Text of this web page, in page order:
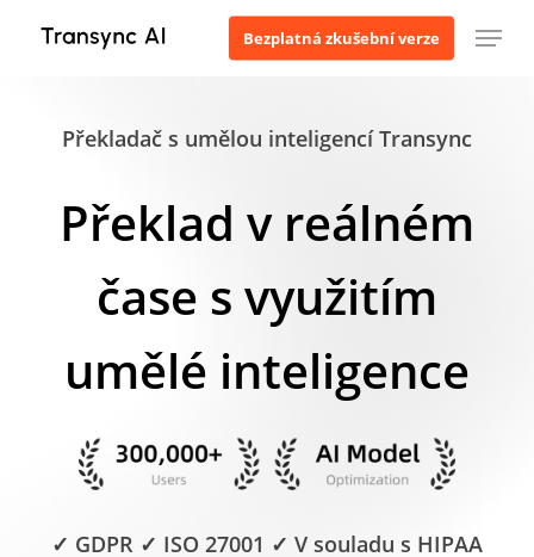
Bezplatná zkušební verze Menu
Překladač s umělou inteligencí Transync
Překlad v reálném
čase s využitím
umělé inteligence
✓ GDPR ✓ ISO 27001 ✓ V souladu s HIPAA